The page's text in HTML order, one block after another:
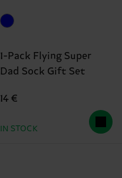
1-Pack Flying Super
Dad Sock Gift Set
14 €
IN STOCK